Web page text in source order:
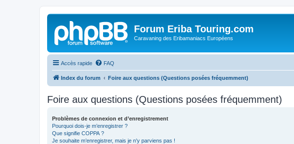
Forum Eriba Touring.com
Caravaning des Eribamaniacs Européens
Accès rapide FAQ
Index du forum Foire aux questions (Questions posées fréquemment)
Foire aux questions (Questions posées fréquemment)
Problèmes de connexion et d’enregistrement
Pourquoi dois-je m’enregistrer ?
Que signifie COPPA ?
Je souhaite m’enregistrer, mais je n’y parviens pas !